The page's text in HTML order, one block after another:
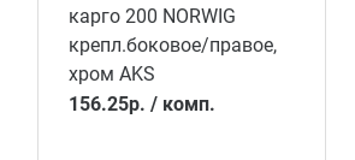
карго 200 NORWIG
крепл.боковое/правое,
хром AKS
156.25р. / комп.